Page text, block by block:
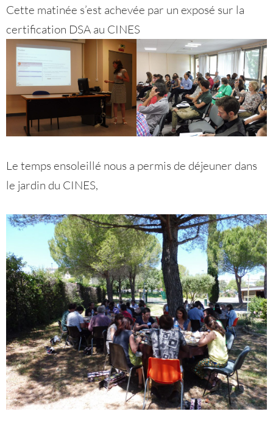
Cette matinée s’est achevée par un exposé sur la
certification DSA au CINES
Le temps ensoleillé nous a permis de déjeuner dans
le jardin du CINES,